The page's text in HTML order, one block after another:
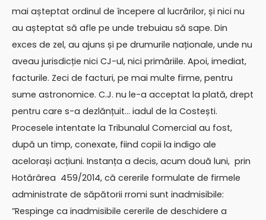
mai așteptat ordinul de începere al lucrărilor, și nici nu
au așteptat să afle pe unde trebuiau să sape. Din
exces de zel, au ajuns și pe drumurile naționale, unde nu
aveau jurisdicție nici CJ-ul, nici primăriile. Apoi, imediat,
facturile. Zeci de facturi, pe mai multe firme, pentru
sume astronomice. C.J. nu le-a acceptat la plată, drept
pentru care s-a dezlănțuit… iadul de la Costești.
Procesele intentate la Tribunalul Comercial au fost,
după un timp, conexate, fiind copii la indigo ale
acelorași acțiuni. Instanța a decis, acum două luni, prin
Hotărârea 459/2014, că cererile formulate de firmele
administrate de săpătorii rromi sunt inadmisibile:
”Respinge ca inadmisibile cererile de deschidere a